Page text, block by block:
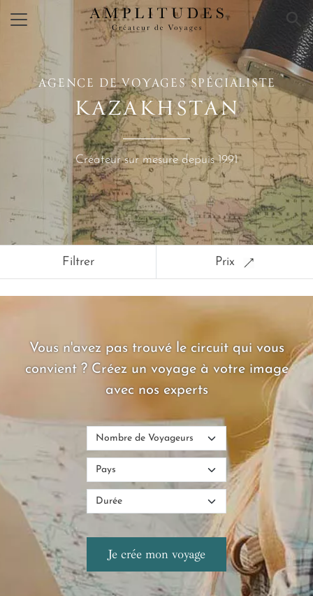
×
AGENCE DE VOYAGES SPÉCIALISTE
KAZAKHSTAN
Créateur sur mesure depuis 1991
Filtrer Prix
Vous n'avez pas trouvé le circuit qui vous
convient ? Créez un voyage à votre image
avec nos experts